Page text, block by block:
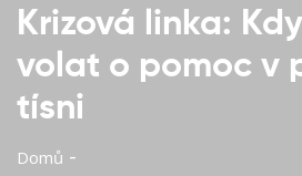
Krizová linka:
volat o pomoc v
tísni
Domů